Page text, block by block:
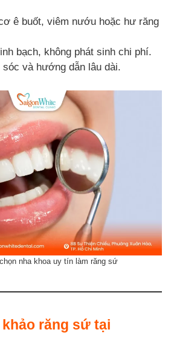
ê buốt, viêm nướu hoặc hư răng
bạch, không phát sinh chi phí.
và hướng dẫn lâu dài.
nha khoa uy tín làm răng sứ
răng sứ tại